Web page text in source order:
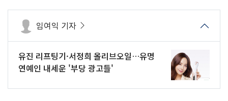
임여익 기자
유진 리프팅기·서정희 올리브오일…유명
연예인 내세운 '부당 광고들'